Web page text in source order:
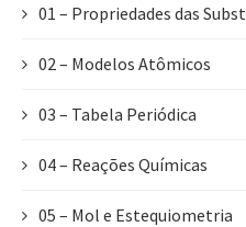
01 – Propriedades das
02 – Modelos Atômicos
03 – Tabela Periódica
04 – Reações Químicas
05 – Mol e Estequiometria